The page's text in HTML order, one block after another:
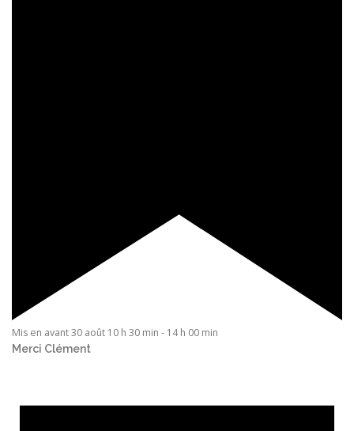
Mis en avant30 août 10 h 30 min - 14 h 00 min
Merci Clément